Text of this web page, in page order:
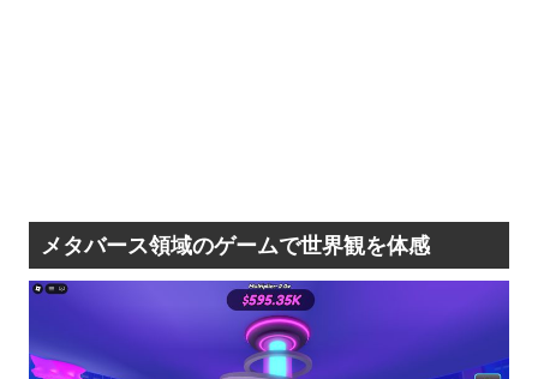
メタバース領域のゲームで世界観を体感